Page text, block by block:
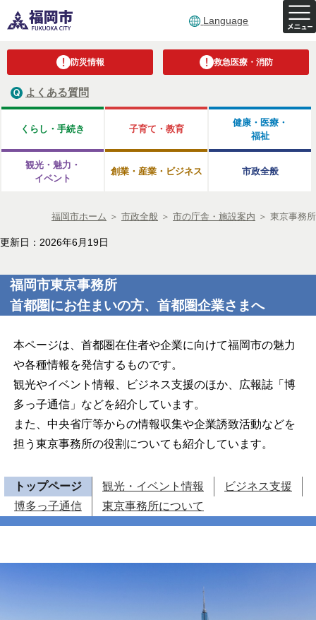
Language
防災情報 救急医療・消防
よくある質問
くらし・手続き 子育て・教育
健康・医療・
福祉
観光・魅力・
イベント
創業・産業・ビジネス 市政全般
福岡市ホーム ＞ 市政全般 ＞ 市の庁舎・施設案内 ＞ 東京事務所
更新日：2026年6月19日
福岡市東京事務所
首都圏にお住まいの方、首都圏企業さまへ
本ページは、首都圏在住者や企業に向けて福岡市の魅力
や各種情報を発信するものです。
観光やイベント情報、ビジネス支援のほか、広報誌「博
多っ子通信」などを紹介しています。
また、中央省庁等からの情報収集や企業誘致活動などを
担う東京事務所の役割についても紹介しています。
トップページ 観光・イベント情報
ビジネス支援
博多っ子通信
東京事務所について